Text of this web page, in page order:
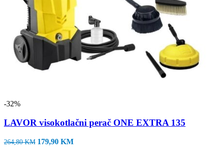
-32%
LAVOR visokotlačni perač ONE EXTRA 135
264,80KM Izvorna
179,90 KMTrenutna